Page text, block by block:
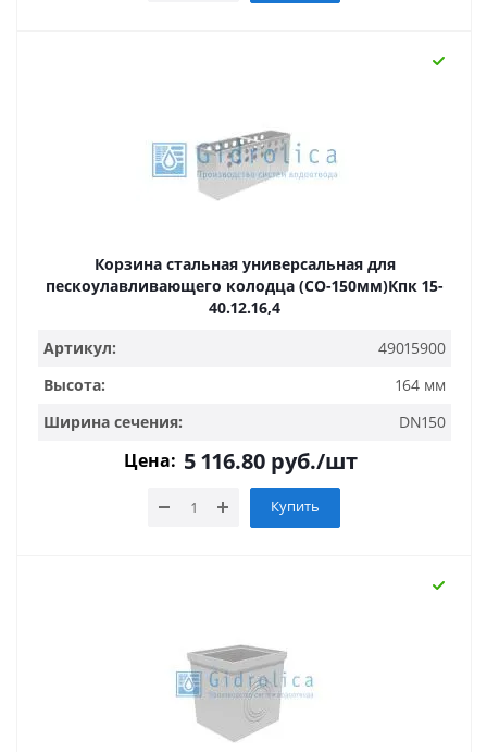
Корзина стальная универсальная для
пескоулавливающего колодца (СО-150мм)Кпк 15-
40.12.16,4
Артикул:
49015900
Высота:
164 мм
Ширина сечения:
DN150
Цена: 5 116.80 руб./шт
Купить